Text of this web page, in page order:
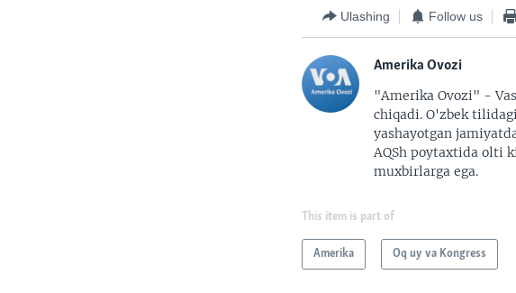
Ulashing Follow us
Amerika Ovozi
"Amerika Ovozi" -
chiqadi. O'zbek
yashayotgan
AQSh poytaxtida olti
muxbirlarga ega.
This item is part of
Amerika Oq uy va Kongress